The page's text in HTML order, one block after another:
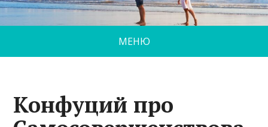
МЕНЮ
Конфуций про